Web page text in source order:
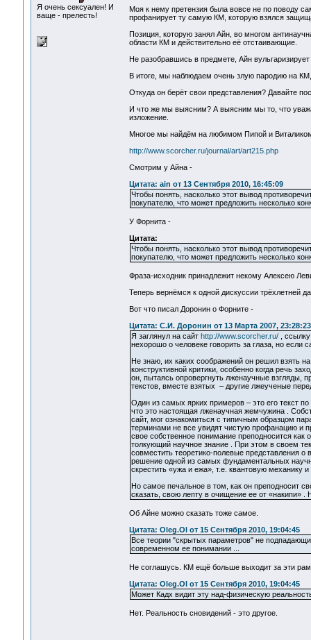
Я очень сексуален! И
ваще - прелесть!
Моя к нему претензия была вовсе не по поводу
профанирует ту самую КМ, которую взялся
Позиция, которую занял Айн, во многом
области КМ и действительно её отстаивающие.
Не разобравшись в предмете, Айн
В итоге, мы наблюдаем очень злую пародию на
Откуда он берёт свои представления? Давайте
И что же мы выясним? А выясним мы то, что
изложение.
Многое мы найдём на любимом Пипой и
http://www.scorcher.ru/journal/art/art215.php
Смотрим у Айна -
Цитата: ain от 13 Сентября 2010, 16:45:09
Чтобы понять, насколько этот вывод
покупателю, что может предложить несколько
У Форнита -
Цитата:
Чтобы понять, насколько этот вывод
покупателю, что может предложить несколько
Фраза-исходник принадлежит некому Алексею
Теперь вернёмся к одной дискуссии трёхлетней
Вот что писал Доронин о Форните -
Цитата: С.И. Доронин от 13 Марта 2007, 23:28:23
Я заглянул на сайт http://www.scorcher.ru/, ссылку
нехорошо о человеке говорить за глаза, но если
Не знаю, их каких соображений он решил взять
конструктивной критики, особенно когда речь
он, пытаясь опровергнуть лженаучные взгляды,
текстов, вместе взятых – другие лжеученые
Один из самых ярких примеров – это его текст
что это настоящая лженаучная жемчужина .
сайт, мог ознакомиться с типичным образцом
терминами не все увидят чистую профанацию и
свое собственное понимание преподносится
толкующий научное знание . При этом в своем
совместить теоретико-полевые представления
решение одной из самых фундаментальных
скрестить «ужа и ежа», т.е. квантовую механику
Но самое печальное в том, как он преподносит
сказать, свою лепту в очищение ее от «накипи» .
Об Айне можно сказать тоже самое.
Цитата: Oleg.Ol от 15 Сентября 2010, 19:04:45
Все теории "скрытых параметров" не
современном ее понимании ...
Не соглашусь. КМ ещё больше выходит за эти
Цитата: Oleg.Ol от 15 Сентября 2010, 19:04:45
Может Кадх видит эту над-физическую
Нет. Реальность сновидений - это другое.